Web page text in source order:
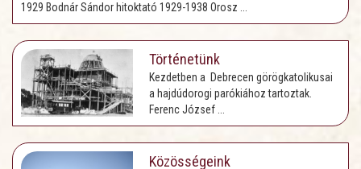
1929 Bodnár Sándor hitoktató 1929-1938 Orosz ...
Történetünk
Kezdetben a Debrecen görögkatolikusai
a hajdúdorogi parókiához tartoztak.
Ferenc József ...
Közösségeink